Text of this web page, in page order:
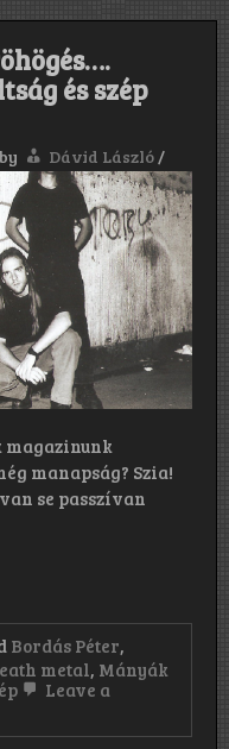
és szép
by Dávid László/
magazinunk
manapság? Szia!
se passzívan
Bordás Péter,
metal, Mányák
Leave a